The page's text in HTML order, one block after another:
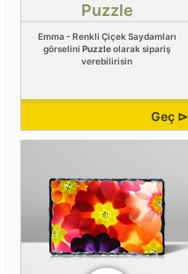
Puzzle
Emma - Renkli Çiçek Saydamları
görselini Puzzleolarak sipariş
verebilirisin
Geç ⊳